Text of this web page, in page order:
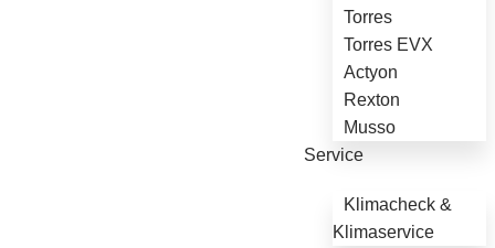
Torres
Torres EVX
Actyon
Rexton
Musso
Service
Klimacheck &
Klimaservice